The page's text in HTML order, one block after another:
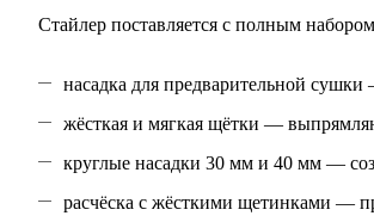
Стайлер поставляется с полным
насадка для предварительной
жёсткая и мягкая щётки —
круглые насадки 30 мм и 40 мм —
расчёска с жёсткими щетинками —